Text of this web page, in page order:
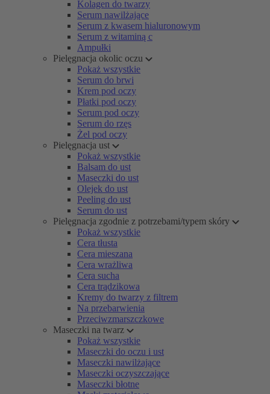
Kolagen do twarzy
Serum nawilżające
Serum z kwasem hialuronowym
Serum z witaminą c
Ampułki
Pielęgnacja okolic oczu
Pokaż wszystkie
Serum do brwi
Krem pod oczy
Płatki pod oczy
Serum pod oczy
Serum do rzęs
Żel pod oczy
Pielęgnacja ust
Pokaż wszystkie
Balsam do ust
Maseczki do ust
Olejek do ust
Peeling do ust
Serum do ust
Pielęgnacja zgodnie z potrzebami/typem skóry
Pokaż wszystkie
Cera tłusta
Cera mieszana
Cera wrażliwa
Cera sucha
Cera trądzikowa
Kremy do twarzy z filtrem
Na przebarwienia
Przeciwzmarszczkowe
Maseczki na twarz
Pokaż wszystkie
Maseczki do oczu i ust
Maseczki nawilżające
Maseczki oczyszczające
Maseczki błotne